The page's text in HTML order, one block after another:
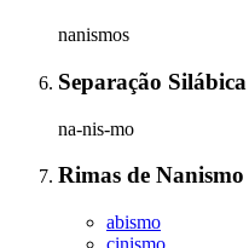
nanismos
Separação Silábica
na-nis-mo
Rimas de Nanismo
abismo
cinismo